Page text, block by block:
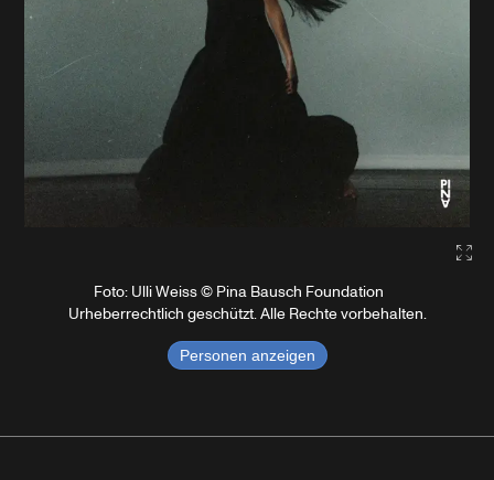
Foto: Ulli Weiss © Pina Bausch Foundation
Urheberrechtlich geschützt. Alle Rechte vorbehalten.
Personen anzeigen